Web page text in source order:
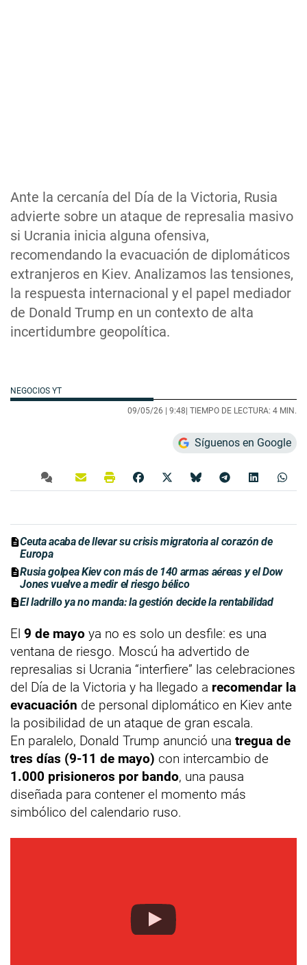
Ante la cercanía del Día de la Victoria, Rusia
advierte sobre un ataque de represalia masivo
si Ucrania inicia alguna ofensiva,
recomendando la evacuación de diplomáticos
extranjeros en Kiev. Analizamos las tensiones,
la respuesta internacional y el papel mediador
de Donald Trump en un contexto de alta
incertidumbre geopolítica.
NEGOCIOS YT
09/05/26 | 9:48| TIEMPO DE LECTURA: 4 MIN.
Síguenos en Google
Ceuta acaba de llevar su crisis migratoria al corazón de
Europa
Rusia golpea Kiev con más de 140 armas aéreas y el Dow
Jones vuelve a medir el riesgo bélico
El ladrillo ya no manda: la gestión decide la rentabilidad
El 9 de mayo ya no es solo un desfile: es una
ventana de riesgo. Moscú ha advertido de
represalias si Ucrania “interfiere” las celebraciones
del Día de la Victoria y ha llegado a recomendar la
evacuación de personal diplomático en Kiev ante
la posibilidad de un ataque de gran escala.
En paralelo, Donald Trump anunció una tregua de
tres días (9-11 de mayo) con intercambio de
1.000 prisioneros por bando, una pausa
diseñada para contener el momento más
simbólico del calendario ruso.